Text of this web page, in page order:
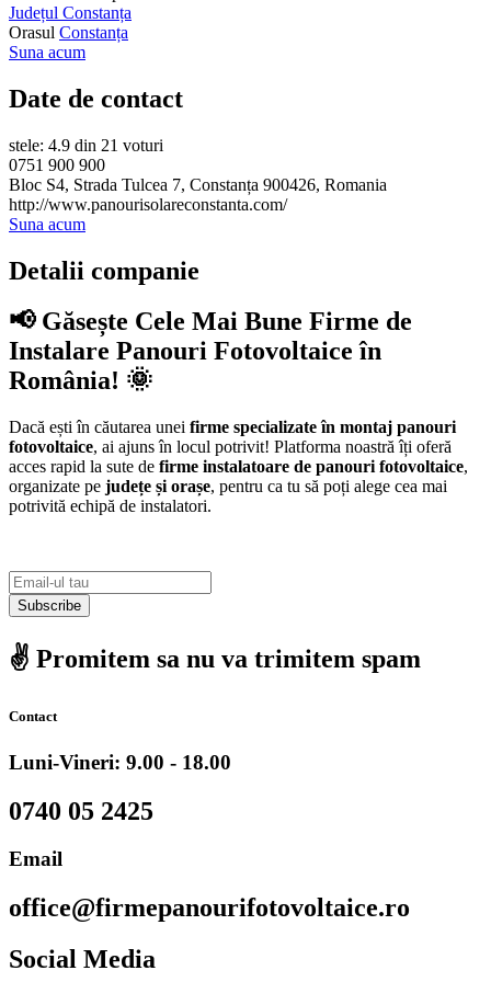
Județul Constanța
Orasul Constanța
Suna acum
Date de contact
stele: 4.9 din 21 voturi
0751 900 900
Bloc S4, Strada Tulcea 7, Constanța 900426, Romania
http://www.panourisolareconstanta.com/
Suna acum
Detalii companie
📢 Găsește Cele Mai Bune Firme de
Instalare Panouri Fotovoltaice în
România! 🌞
Dacă ești în căutarea unei firme specializate în montaj panouri
fotovoltaice, ai ajuns în locul potrivit! Platforma noastră îți oferă
acces rapid la sute de firme instalatoare de panouri fotovoltaice,
organizate pe județe și orașe, pentru ca tu să poți alege cea mai
potrivită echipă de instalatori.
Subscribe
✌️ Promitem sa nu va trimitem spam
Contact
Luni-Vineri: 9.00 - 18.00
0740 05 2425
Email
office@firmepanourifotovoltaice.ro
Social Media